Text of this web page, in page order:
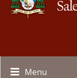
Menu